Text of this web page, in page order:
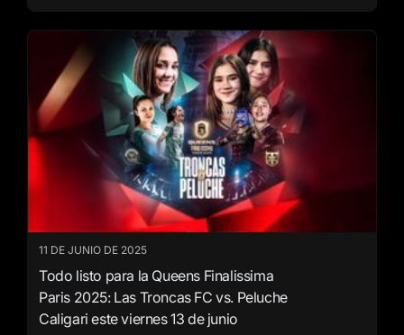
11 DE JUNIO DE 2025
Todo listo para la Queens Finalissima
Paris 2025: Las Troncas FC vs. Peluche
Caligari este viernes 13 de junio